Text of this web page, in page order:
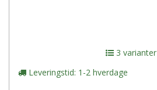
3 varianter
Leveringstid: 1-2 hverdage